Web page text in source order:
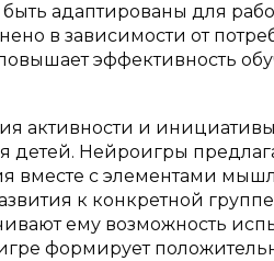
адаптированы для
в зависимости от
эффективность
активности и
детей. Нейроигры
с элементами
к конкретной
ему возможность
игре формирует